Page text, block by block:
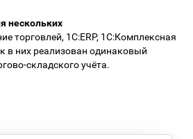
нескольких
торговлей, 1С:ERP, 1С:Комплексная
в них реализован одинаковый
складского учёта.